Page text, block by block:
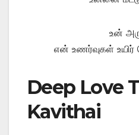
உன்
என் உணர்வுகள் உயிர்
Deep Love
Kavithai